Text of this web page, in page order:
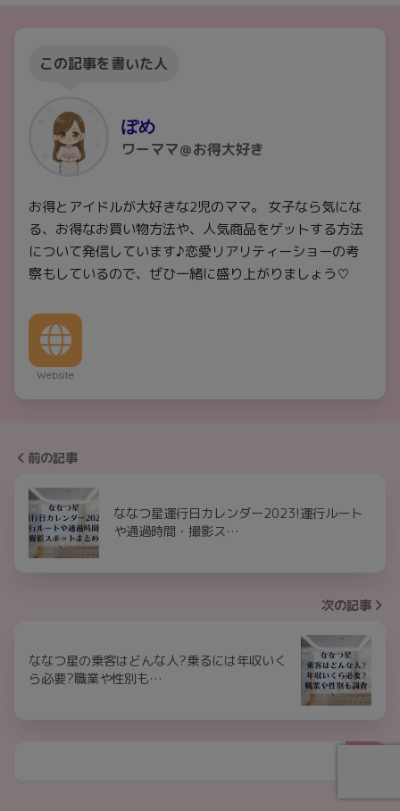
この記事を書いた人
ぽめ
ワーママ＠お得大好き
お得とアイドルが大好きな2児のママ。 女子なら気にな
る、お得なお買い物方法や、人気商品をゲットする方法
について発信しています♪恋愛リアリティーショーの考
察もしているので、ぜひ一緒に盛り上がりましょう♡
Website
前の記事
ななつ星運行日カレンダー2023!運行ルート
や通過時間・撮影ス…
次の記事
ななつ星の乗客はどんな人?乗るには年収いく
ら必要?職業や性別も…